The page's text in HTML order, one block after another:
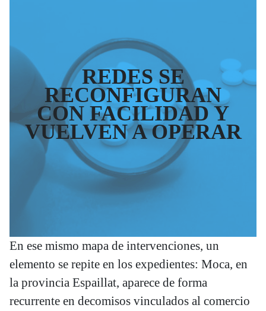
REDES SE
RECONFIGURAN
CON FACILIDAD Y
VUELVEN A OPERAR
En ese mismo mapa de intervenciones, un
elemento se repite en los expedientes: Moca, en
la provincia Espaillat, aparece de forma
recurrente en decomisos vinculados al comercio